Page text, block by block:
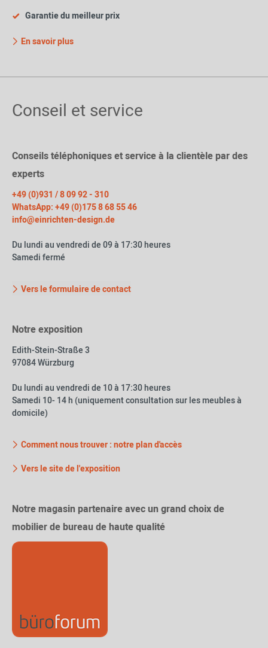
Garantie du meilleur prix
En savoir plus
Conseil et service
Conseils téléphoniques et service à la clientèle par des
experts
+49 (0)931 / 8 09 92 - 310
WhatsApp: +49 (0)175 8 68 55 46
info@einrichten-design.de
Du lundi au vendredi de 09 à 17:30 heures
Samedi fermé
Vers le formulaire de contact
Notre exposition
Edith-Stein-Straße 3
97084 Würzburg
Du lundi au vendredi de 10 à 17:30 heures
Samedi 10- 14 h (uniquement consultation sur les meubles à
domicile)
Comment nous trouver : notre plan d'accès
Vers le site de l'exposition
Notre magasin partenaire avec un grand choix de
mobilier de bureau de haute qualité